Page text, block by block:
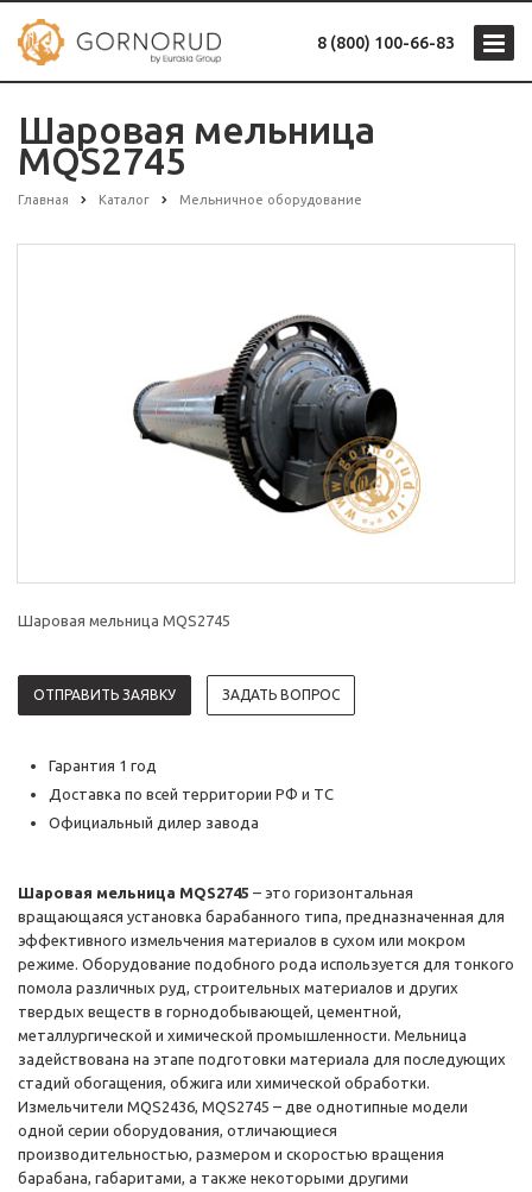
8 (800) 100-66-83
Шаровая мельница
MQS2745
Главная Каталог Мельничное оборудование
Шаровая мельница MQS2745
ОТПРАВИТЬ ЗАЯВКУ ЗАДАТЬ ВОПРОС
Гарантия 1 год
Доставка по всей территории РФ и ТС
Официальный дилер завода
Шаровая мельница MQS2745 – это горизонтальная
вращающаяся установка барабанного типа, предназначенная для
эффективного измельчения материалов в сухом или мокром
режиме. Оборудование подобного рода используется для тонкого
помола различных руд, строительных материалов и других
твердых веществ в горнодобывающей, цементной,
металлургической и химической промышленности. Мельница
задействована на этапе подготовки материала для последующих
стадий обогащения, обжига или химической обработки.
Измельчители MQS2436, MQS2745 – две однотипные модели
одной серии оборудования, отличающиеся
производительностью, размером и скоростью вращения
барабана, габаритами, а также некоторыми другими